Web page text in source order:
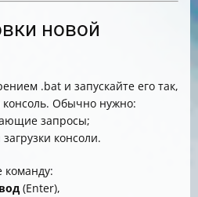
новой
.bat и запускайте его так,
консоль. Обычно нужно:
запросы;
консоли.
команду:
(Enter),